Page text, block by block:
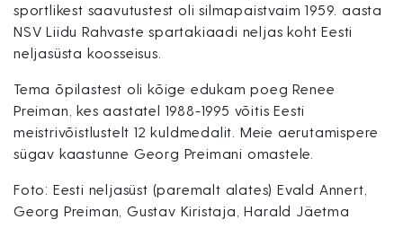
sportlikest saavutustest oli silmapaistvaim 1959. aasta
NSV Liidu Rahvaste spartakiaadi neljas koht Eesti
neljasüsta koosseisus.
Tema õpilastest oli kõige edukam poeg Renee
Preiman, kes aastatel 1988-1995 võitis Eesti
meistrivõistlustelt 12 kuldmedalit. Meie aerutamispere
sügav kaastunne Georg Preimani omastele.
Foto: Eesti neljasüst (paremalt alates) Evald Annert,
Georg Preiman, Gustav Kiristaja, Harald Jäetma